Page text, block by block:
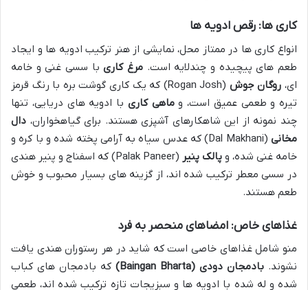
کاری ها: رقص ادویه ها
انواع کاری ها در ممتاز محل، نمایشی از هنر ترکیب ادویه ها و ایجاد
طعم های پیچیده و چندلایه است. مرغ کاریبا سسی غنی و خامه
ای، روگان جوش
(Rogan Josh) که یک کاری گوشت بره با رنگ قرمز
تیره و طعمی عمیق است، وماهی کاری با ادویه های دریایی، تنها
چند نمونه از این شاهکارهای آشپزی هستند. برای گیاهخواران، دال
مخانی
(Dal Makhani) که عدس سیاه به آرامی پخته شده و با کره و
خامه غنی شده، و پالک پنیر
(Palak Paneer) که اسفناج و پنیر هندی
در سسی معطر ترکیب شده اند، از گزینه های بسیار محبوب و خوش
طعم هستند.
غذاهای خاص: امضاهای منحصر به فرد
منو شامل غذاهای خاصی است که شاید در هر رستوران هندی یافت
نشوند. بادمجان دودی (Baingan Bharta)
که بادمجان های کباب
شده و له شده با ادویه ها و سبزیجات تازه ترکیب شده اند، طعمی